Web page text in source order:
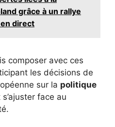
grâce à un rallye
direct
composer avec ces
les décisions de
sur la politique
face au